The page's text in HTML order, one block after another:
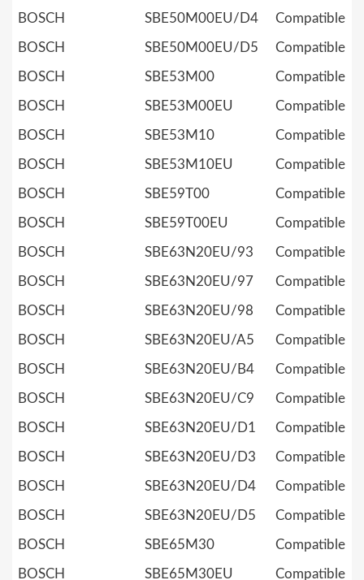
BOSCH SBE50M00EU/D4 Compatible
BOSCH SBE50M00EU/D5 Compatible
BOSCH SBE53M00 Compatible
BOSCH SBE53M00EU Compatible
BOSCH SBE53M10 Compatible
BOSCH SBE53M10EU Compatible
BOSCH SBE59T00 Compatible
BOSCH SBE59T00EU Compatible
BOSCH SBE63N20EU/93 Compatible
BOSCH SBE63N20EU/97 Compatible
BOSCH SBE63N20EU/98 Compatible
BOSCH SBE63N20EU/A5 Compatible
BOSCH SBE63N20EU/B4 Compatible
BOSCH SBE63N20EU/C9 Compatible
BOSCH SBE63N20EU/D1 Compatible
BOSCH SBE63N20EU/D3 Compatible
BOSCH SBE63N20EU/D4 Compatible
BOSCH SBE63N20EU/D5 Compatible
BOSCH SBE65M30 Compatible
BOSCH SBE65M30EU Compatible